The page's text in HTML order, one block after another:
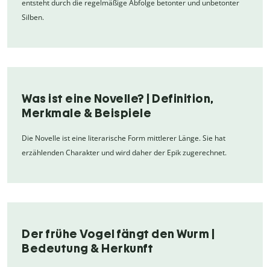
entsteht durch die regelmäßige Abfolge betonter und unbetonter
Silben.
Was ist eine Novelle? | Definition,
Merkmale & Beispiele
Die Novelle ist eine literarische Form mittlerer Länge. Sie hat
erzählenden Charakter und wird daher der Epik zugerechnet.
Der frühe Vogel fängt den Wurm |
Bedeutung & Herkunft